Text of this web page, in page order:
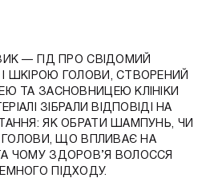
— ГІД ПРО СВІДОМИЙ
ШКІРОЮ ГОЛОВИ, СТВОРЕНИЙ
ТА ЗАСНОВНИЦЕЮ КЛІНІКИ
ЗІБРАЛИ ВІДПОВІДІ НА
ЯК ОБРАТИ ШАМПУНЬ, ЧИ
ГОЛОВИ, ЩО ВПЛИВАЄ НА
ЧОМУ ЗДОРОВ’Я ВОЛОССЯ
ПІДХОДУ.